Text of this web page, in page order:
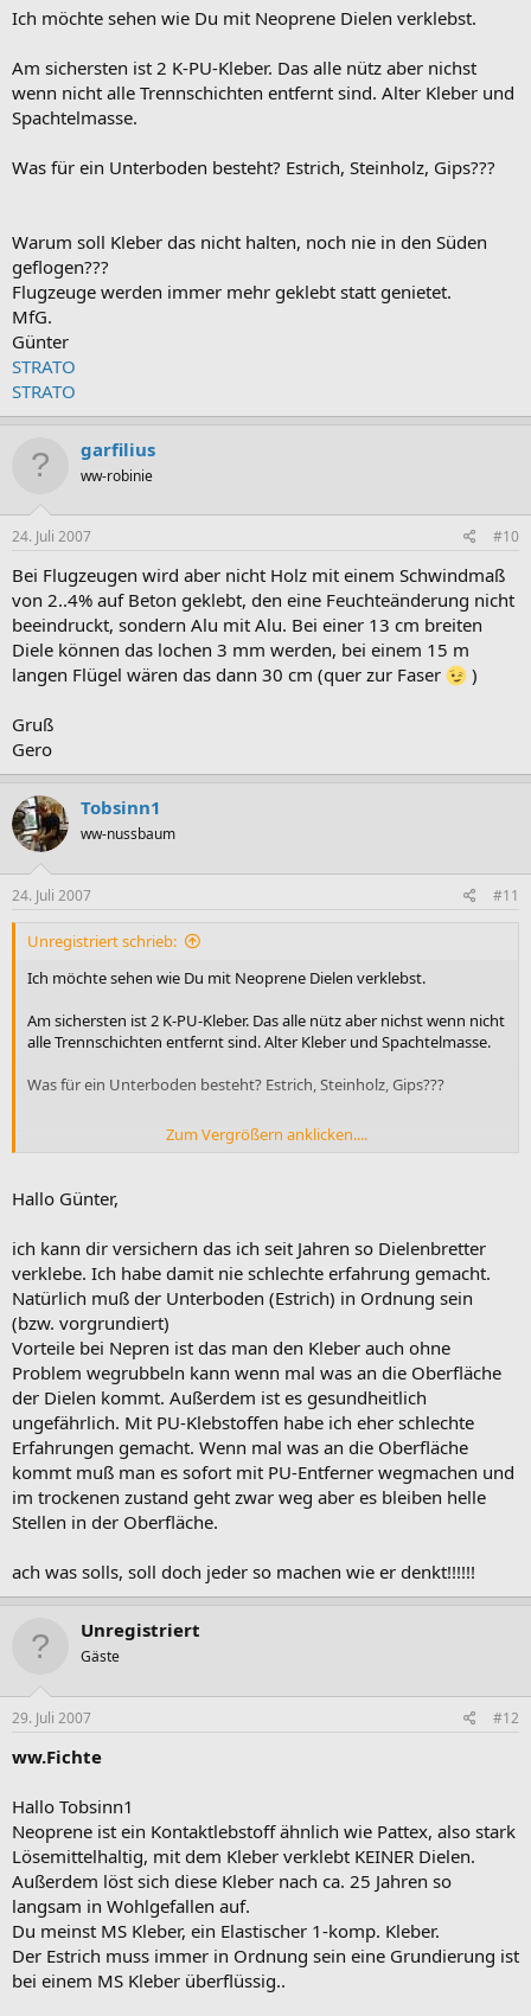
Ich möchte sehen wie Du mit Neoprene Dielen verklebst.
Am sichersten ist 2 K-PU-Kleber. Das alle nütz aber nichst
wenn nicht alle Trennschichten entfernt sind. Alter Kleber und
Spachtelmasse.
Was für ein Unterboden besteht? Estrich, Steinholz, Gips???
Warum soll Kleber das nicht halten, noch nie in den Süden
geflogen???
Flugzeuge werden immer mehr geklebt statt genietet.
MfG.
Günter
STRATO
STRATO
garfilius
ww-robinie
24. Juli 2007 #10
Bei Flugzeugen wird aber nicht Holz mit einem Schwindmaß
von 2..4% auf Beton geklebt, den eine Feuchteänderung nicht
beeindruckt, sondern Alu mit Alu. Bei einer 13 cm breiten
Diele können das lochen 3 mm werden, bei einem 15 m
langen Flügel wären das dann 30 cm (quer zur Faser
)
Gruß
Gero
Tobsinn1
ww-nussbaum
24. Juli 2007 #11
Unregistriert schrieb:
Ich möchte sehen wie Du mit Neoprene Dielen verklebst.
Am sichersten ist 2 K-PU-Kleber. Das alle nütz aber nichst wenn nicht
alle Trennschichten entfernt sind. Alter Kleber und Spachtelmasse.
Was für ein Unterboden besteht? Estrich, Steinholz, Gips???
Warum soll Kleber das nicht halten, noch nie in den Süden
Flugzeuge werden immer mehr geklebt statt genietet.
MfG.
STRATO
STRATO
Zum Vergrößern anklicken....
Hallo Günter,
ich kann dir versichern das ich seit Jahren so Dielenbretter
verklebe. Ich habe damit nie schlechte erfahrung gemacht.
Natürlich muß der Unterboden (Estrich) in Ordnung sein
(bzw. vorgrundiert)
Vorteile bei Nepren ist das man den Kleber auch ohne
Problem wegrubbeln kann wenn mal was an die Oberfläche
der Dielen kommt. Außerdem ist es gesundheitlich
ungefährlich. Mit PU-Klebstoffen habe ich eher schlechte
Erfahrungen gemacht. Wenn mal was an die Oberfläche
kommt muß man es sofort mit PU-Entferner wegmachen und
im trockenen zustand geht zwar weg aber es bleiben helle
Stellen in der Oberfläche.
ach was solls, soll doch jeder so machen wie er denkt!!!!!!
Unregistriert
Gäste
29. Juli 2007 #12
ww.Fichte
Hallo Tobsinn1
Neoprene ist ein Kontaktlebstoff ähnlich wie Pattex, also stark
Lösemittelhaltig, mit dem Kleber verklebt KEINER Dielen.
Außerdem löst sich diese Kleber nach ca. 25 Jahren so
langsam in Wohlgefallen auf.
Du meinst MS Kleber, ein Elastischer 1-komp. Kleber.
Der Estrich muss immer in Ordnung sein eine Grundierung ist
bei einem MS Kleber überflüssig..